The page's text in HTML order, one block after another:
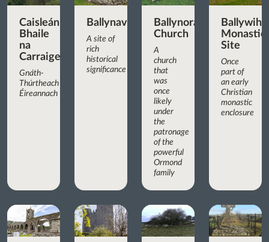
Caisleán
Bhaile
na
Carraige
Gnáth-
Thúrtheach
Éireannach
Ballynavenooragh
A site of
rich
historical
significance
Ballynoran
Church
A
church
that
was
once
likely
under
the
patronage
of the
powerful
Ormond
family
Monastic
Site
Once
part of
an early
Christian
monastic
enclosure